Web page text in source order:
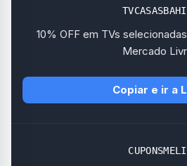
10% OFF em TVs
Mercado
Copiar e ir a
CUPONSMELI